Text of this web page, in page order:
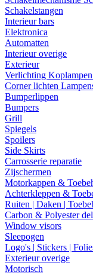
Schakelstangen
Interieur bars
Elektronica
Automatten
Interieur overige
Exterieur
Verlichting Koplampen
Corner lichten
Bumperlippen
Bumpers
Grill
Spiegels
Spoilers
Side Skirts
Carrosserie reparatie
Zijschermen
Motorkappen &
Achterkleppen &
Ruiten | Daken |
Carbon & Polyester
Window visors
Sleepogen
Logo's | Stickers |
Exterieur overige
Motorisch